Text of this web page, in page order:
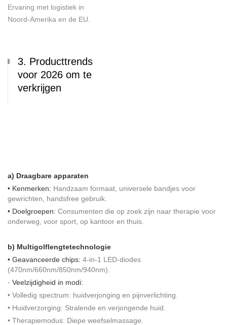
Ervaring met logistiek in
Noord-Amerika en de EU.
3. Producttrends
voor 2026 om te
verkrijgen
a) Draagbare apparaten
• Kenmerken: Handzaam formaat, universele bandjes voor
gewrichten, handsfree gebruik.
• Doelgroepen: Consumenten die op zoek zijn naar therapie voor
onderweg, voor sport, op kantoor en thuis.
b) Multigolflengtetechnologie
• Geavanceerde chips: 4-in-1 LED-diodes
(470nm/660nm/850nm/940nm).
· Veelzijdigheid in modi:
• Volledig spectrum: huidverjonging en pijnverlichting.
• Huidverzorging: Stralende en verjongende huid.
• Therapiemodus: Diepe weefselmassage.